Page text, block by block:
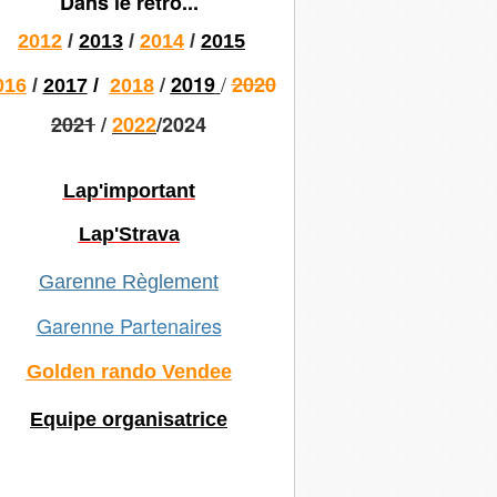
2012 / 2013 / 2014 / 2015
/ 2017/ 2018 / 2019 /2020
2021/2022/2024
Lap'important
Lap'Strava
Garenne Règlement
Garenne Partenaires
Golden rando Vendee
Equipe organisatrice